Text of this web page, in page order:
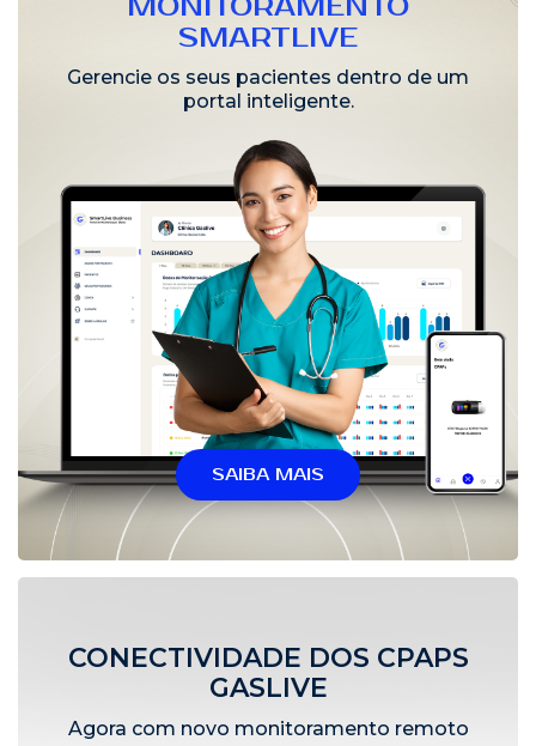
MONITORAMENTO
SMARTLIVE
Gerencie os seus pacientes dentro de um
portal inteligente.
SAIBA MAIS
CONECTIVIDADE DOS CPAPS
GASLIVE
Agora com novo monitoramento remoto